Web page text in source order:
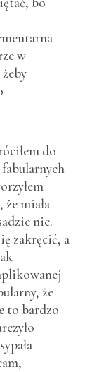
w
do
miała
nic.
zakręcić, a
że
to bardzo